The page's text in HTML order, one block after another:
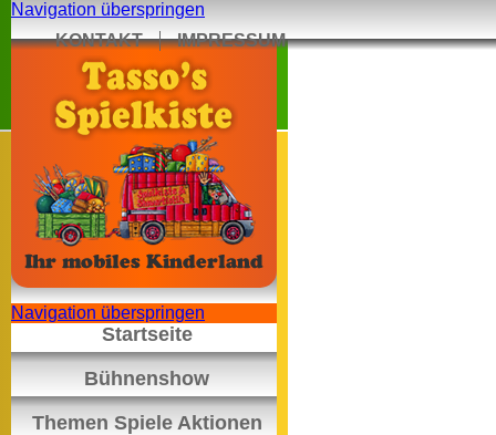
Navigation überspringen
KONTAKT
IMPRESSUM
Navigation überspringen
Startseite
Bühnenshow
Themen Spiele Aktionen